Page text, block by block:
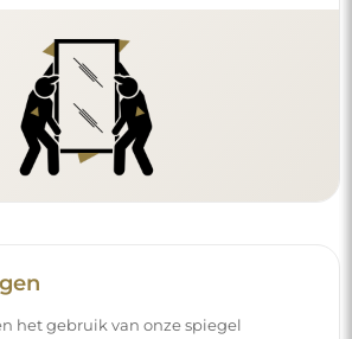
het gebruik van onze spiegel